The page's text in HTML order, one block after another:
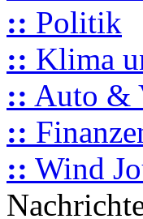
:: Politik
:: Klima
:: Auto &
::
:: Wind